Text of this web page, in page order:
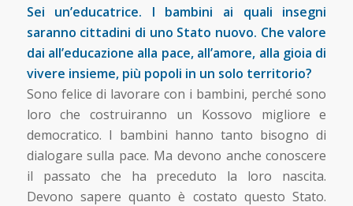
Sei un’educatrice. I bambini ai quali insegni
saranno cittadini di uno Stato nuovo. Che valore
dai all’educazione alla pace, all’amore, alla gioia di
vivere insieme, più popoli in un solo territorio?
Sono felice di lavorare con i bambini, perché sono
loro che costruiranno un Kossovo migliore e
democratico. I bambini hanno tanto bisogno di
dialogare sulla pace. Ma devono anche conoscere
il passato che ha preceduto la loro nascita.
Devono sapere quanto è costato questo Stato.